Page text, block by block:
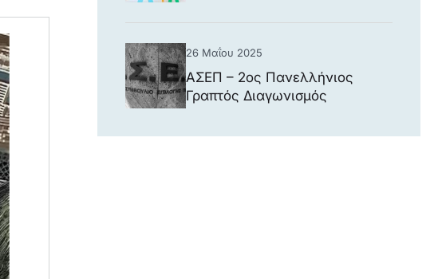
26 Μαΐου 2025
ΑΣΕΠ – 2ος Πανελλήνιος
Γραπτός Διαγωνισμός